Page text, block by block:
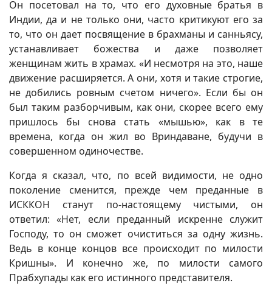
Он посетовал на то, что его духовные братья в
Индии, да и не только они, часто критикуют его за
то, что он дает посвящение в брахманы и санньясу,
устанавливает божества и даже позволяет
женщинам жить в храмах. «И несмотря на это, наше
движение расширяется. А они, хотя и такие строгие,
не добились ровным счетом ничего». Если бы он
был таким разборчивым, как они, скорее всего ему
пришлось бы снова стать «мышью», как в те
времена, когда он жил во Вриндаване, будучи в
совершенном одиночестве.
Когда я сказал, что, по всей видимости, не одно
поколение сменится, прежде чем преданные в
ИСККОН станут по-настоящему чистыми, он
ответил: «Нет, если преданный искренне служит
Господу, то он сможет очиститься за одну жизнь.
Ведь в конце концов все происходит по милости
Кришны». И конечно же, по милости самого
Прабхупады как его истинного представителя.